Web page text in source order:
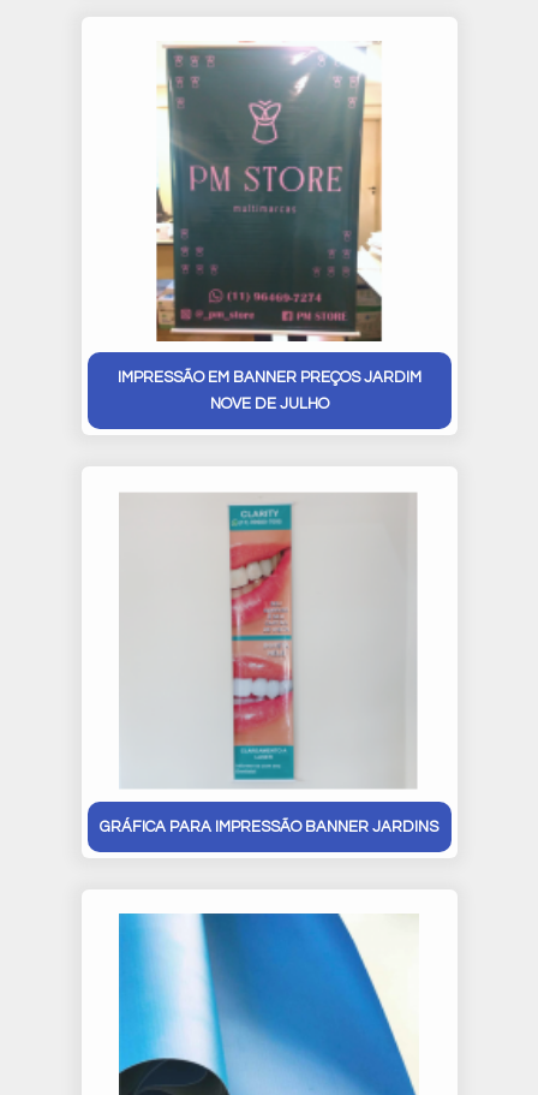
IMPRESSÃO EM BANNER PREÇOS JARDIM
NOVE DE JULHO
GRÁFICA PARA IMPRESSÃO BANNER JARDINS